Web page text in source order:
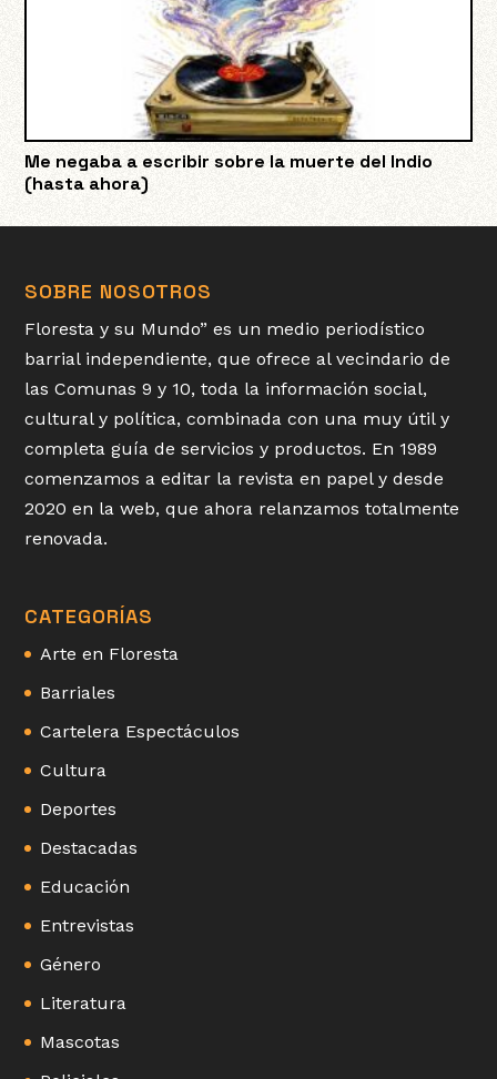
Me negaba a escribir sobre la muerte del Indio
(hasta ahora)
SOBRE NOSOTROS
Floresta y su Mundo” es un medio periodístico
barrial independiente, que ofrece al vecindario de
las Comunas 9 y 10, toda la información social,
cultural y política, combinada con una muy útil y
completa guía de servicios y productos. En 1989
comenzamos a editar la revista en papel y desde
2020 en la web, que ahora relanzamos totalmente
renovada.
CATEGORÍAS
Arte en Floresta
Barriales
Cartelera Espectáculos
Cultura
Deportes
Destacadas
Educación
Entrevistas
Género
Literatura
Mascotas